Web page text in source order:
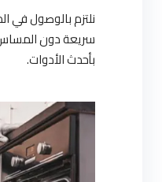
نلتزم بالوصول في
سريعة دون المساس
بأحدث الأدوات.